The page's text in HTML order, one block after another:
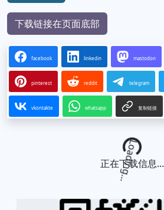
下载链接在页面底部
facebook linkedin mastodon
pinterest reddit telegram
vkontakte whatsapp 复制链接
Loading...
正在下载信息...